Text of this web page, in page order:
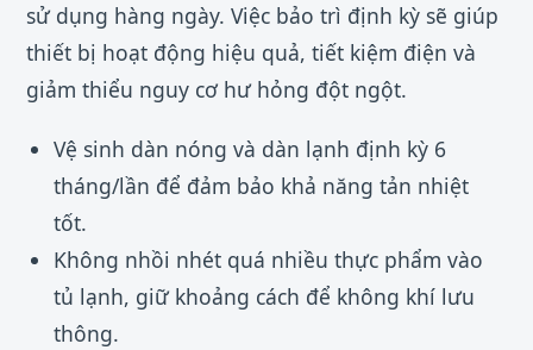
sử dụng hàng ngày. Việc bảo trì định kỳ sẽ giúp
thiết bị hoạt động hiệu quả, tiết kiệm điện và
giảm thiểu nguy cơ hư hỏng đột ngột.
Vệ sinh dàn nóng và dàn lạnh định kỳ 6
tháng/lần để đảm bảo khả năng tản nhiệt
tốt.
Không nhồi nhét quá nhiều thực phẩm vào
tủ lạnh, giữ khoảng cách để không khí lưu
thông.